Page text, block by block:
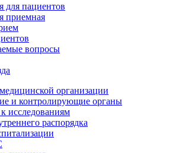
для пациентов
приемная
вопросы
организации
и контролирующие органы
исследованиям
распорядка